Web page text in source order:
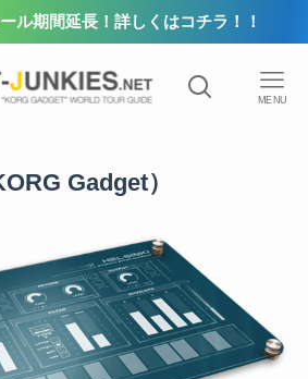
ル期間延長！詳しくはコチラ！！
MENU
Gadget）